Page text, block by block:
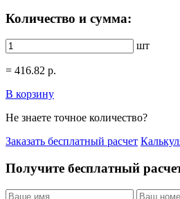
Количество и сумма:
шт
= 416.82 р.
В корзину
Не знаете точное количество?
Заказать бесплатный расчет
Получите бесплатный